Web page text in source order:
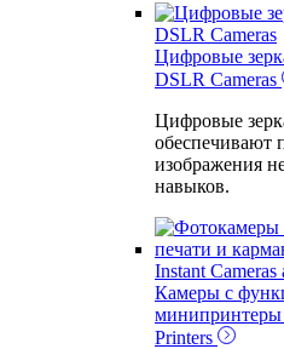
DSLR Cameras
Цифровые
DSLR Cameras
Цифровые
обеспечивают
изображения
навыков.
Instant Cameras
Камеры с
минипринтеры
Printers